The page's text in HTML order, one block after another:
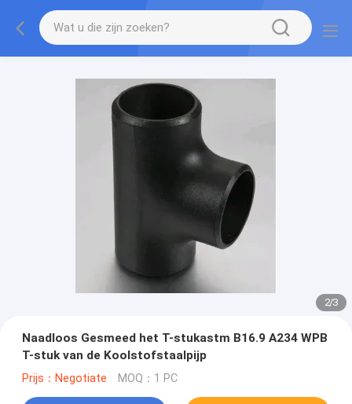
2/3
Naadloos Gesmeed het T-stukastm B16.9 A234 WPB
T-stuk van de Koolstofstaalpijp
Prijs：Negotiate MOQ：1 PC